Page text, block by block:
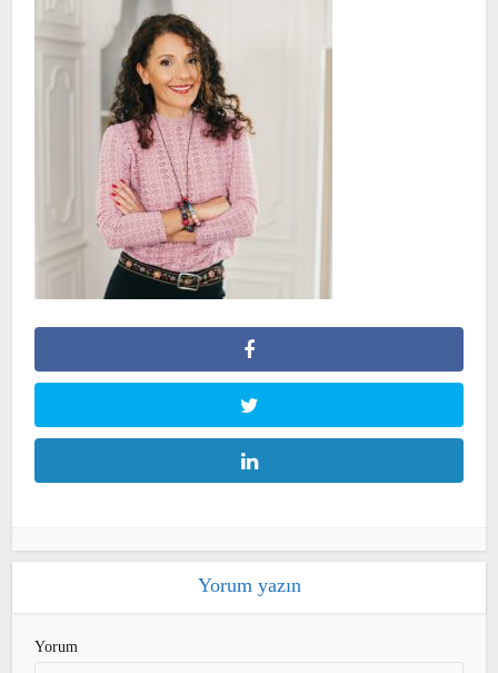
Yorum yazın
Yorum